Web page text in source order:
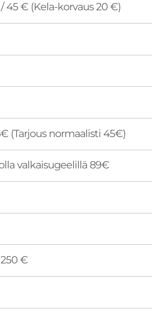
45 € (Kela-korvaus 20 €)
(Tarjous normaalisti 45€)
valkaisugeelillä 89€
€